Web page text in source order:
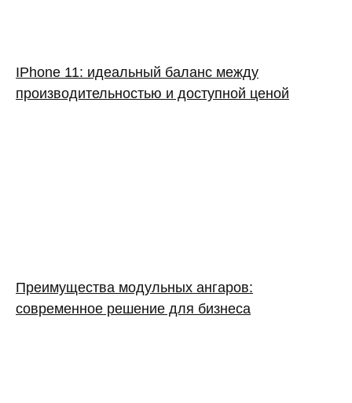
IPhone 11: идеальный баланс между
производительностью и доступной ценой
Преимущества модульных ангаров:
современное решение для бизнеса